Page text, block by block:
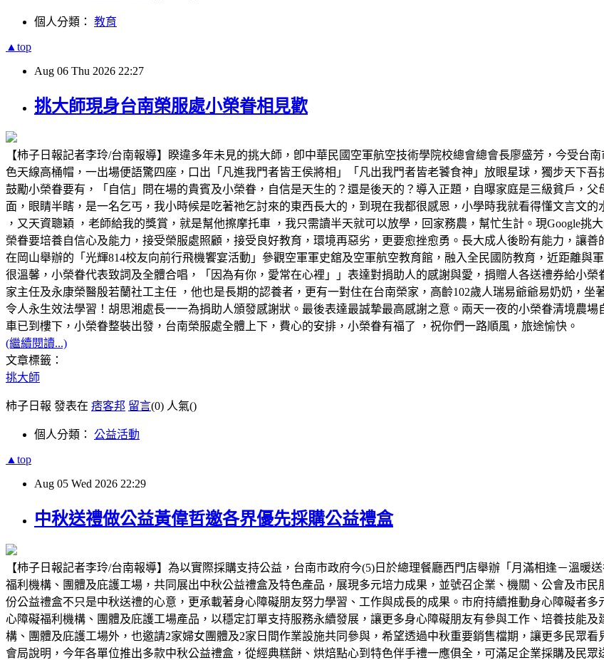
個人分類： 教育
▲top
Aug 06 Thu 2026 22:27
挑大師現身台南榮服處小榮眷相見歡
【柿子日報記者李玲/台南報導】睽違多年未見的挑大師，卽中華民國空軍航空技術學院校總會總會長廖盛芳，今受台
色天線高桶帽，一出場便語驚四座，口出「凡進我門者皆王侯將相」「凡出我門者皆老饕食神」放眼星球，獨步天下
鼓勵小榮眷要有，「自信」問在場的貴賓及小榮眷，自信是天生的？還是後天的？導入正題，自曝家庭是三級貧戶，
面，眼睛半瞎，是一名乞丐，我小時候是吃著祂乞討來的東西長大的，到現在我都很感恩，小學時我就看得懂文言文
，又天資聰穎 ，老師給我的獎賞，就是幫他擦摩托車 ，我只需讀半天就可以放學，回家務農，幫忙生計。現Google
榮眷要培養自信心及能力，接受榮服處照顧，接受良好教育，環境再惡劣，更要愈挫愈勇。長大成人後盼有能力，讓
在岡山舉辦的「光輝814校友向前行飛機饗宴活動」參觀空軍軍史舘及空軍航空教育館，融入全民國防教育，近距離與
很溫馨，小榮眷代表致詞及全體合唱，「因為有你，愛常在心裡」」表達對捐助人的感謝與愛，捐贈人各送禮券給小
家主任及永康榮醫殷若蘭社工主任 ，他也是長期的認養者，更有一對住在台南榮家，高齡102歲人瑞易爺爺易奶奶，
令人永生效法學習！胡思湘處長一一為捐助人頒發感謝狀。最後表達最誠摯最高感謝之意。兩天一夜的小榮眷清境農
車已到樓下，小榮眷整裝出發，台南榮服處全體上下，費心的安排，小榮眷有福了 ，祝你們一路順風，旅途愉快。
(繼續閱讀...)
文章標籤：
挑大師
柿子日報 發表在 痞客邦 留言(0) 人氣()
個人分類： 公益活動
▲top
Aug 05 Wed 2026 22:29
中秋送禮做公益黃偉哲邀各界優先採購公益禮盒
【柿子日報記者李玲/台南報導】為以實際採購支持公益，台南市政府今(5)日於總理餐廳西門店舉辦「月滿相逢－溫暖
福利機構、團體及庇護工場，共同展出中秋公益禮盒及特色產品，展現多元培力成果，並號召企業、機關、公會及市
份公益禮盒不只是中秋送禮的心意，更承載著身心障礙朋友努力學習、工作與成長的成果。市府持續推動身心障礙者
心障礙福利機構、團體及庇護工場產品，以穩定訂單支持服務永續發展，讓更多身心障礙朋友有參與工作、培養技能
構、團體及庇護工場外，也邀請2家婦女團體及2家日間作業設施共同參與，希望透過中秋重要銷售檔期，讓更多民眾
會局說明，今年各單位推出多款中秋公益禮盒，從經典糕餅、烘焙點心到特色伴手禮一應俱全，可滿足企業採購及民